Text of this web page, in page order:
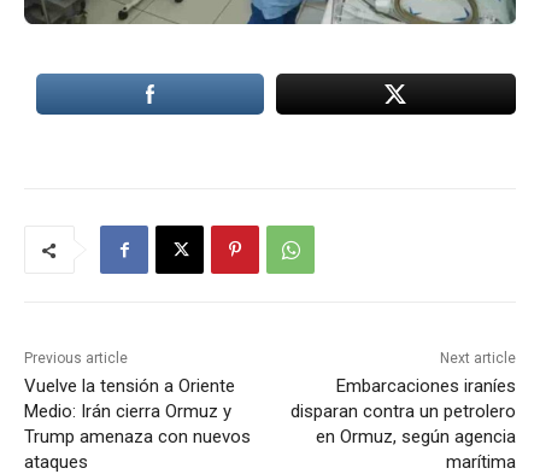
Previous article
Vuelve la tensión a Oriente
Medio: Irán cierra Ormuz y
Trump amenaza con nuevos
ataques
Next article
Embarcaciones iraníes
disparan contra un petrolero
en Ormuz, según agencia
marítima